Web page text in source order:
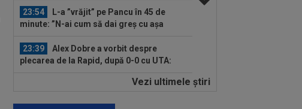
23:54
L-a ”vrăjit” pe Pancu în 45 de
minute: ”N-ai cum să dai greș cu așa
23:39
Alex Dobre a vorbit despre
plecarea de la Rapid, după 0-0 cu UTA:
Daniel Pancu aVezi ultimele ştiri